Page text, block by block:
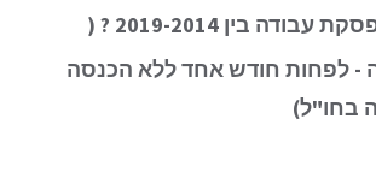
בין 2019-2014 ? (
- לפחות חודש אחד ללא הכנסה
בחו"ל)